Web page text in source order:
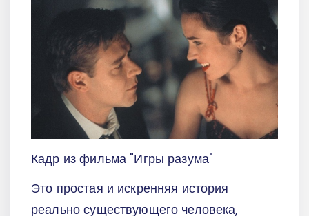
Кадр из фильма "Игры разума"
Это простая и искренняя история
реально существующего человека,